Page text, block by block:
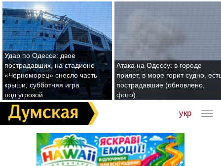
Удар по Одессе: двое
пострадавших, на стадионе
«Черноморец» снесло часть
крыши, субботняя игра
под угрозой
Атака на Одессу: в городе
прилет, в море горит судно,
пострадавшие (обновлено,
фото)
укр